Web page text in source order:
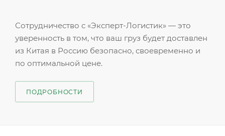
Сотрудничество с «Эксперт-Логистик» — это
уверенность в том, что ваш груз будет доставлен
из Китая в Россию безопасно, своевременно и
по оптимальной цене.
ПОДРОБНОСТИ